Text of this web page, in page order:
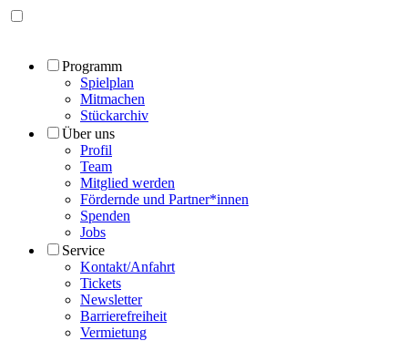
Programm
Spielplan
Mitmachen
Stückarchiv
Über uns
Profil
Team
Mitglied werden
Fördernde und Partner*innen
Spenden
Jobs
Service
Kontakt/Anfahrt
Tickets
Newsletter
Barrierefreiheit
Vermietung